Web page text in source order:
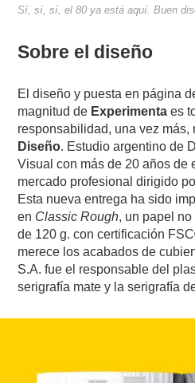
Sí, sí, sí, el 80 ya está aquí. Buen
Sobre el diseño
El diseño y puesta en página
magnitud de Experimenta es
responsabilidad, una vez más,
Diseño. Estudio argentino de
Visual con más de 20 años de
mercado profesional dirigido
Esta nueva entrega ha sido
en Classic Rough, un papel
de 120 g. con certificación
merece los acabados de
S.A. fue el responsable del
serigrafía mate y la serigrafía